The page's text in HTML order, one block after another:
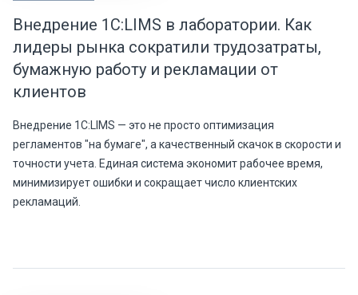
Внедрение 1С:LIMS в лаборатории. Как
лидеры рынка сократили трудозатраты,
бумажную работу и рекламации от
клиентов
Внедрение 1С:LIMS — это не просто оптимизация
регламентов "на бумаге", а качественный скачок в скорости и
точности учета. Единая система экономит рабочее время,
минимизирует ошибки и сокращает число клиентских
рекламаций.